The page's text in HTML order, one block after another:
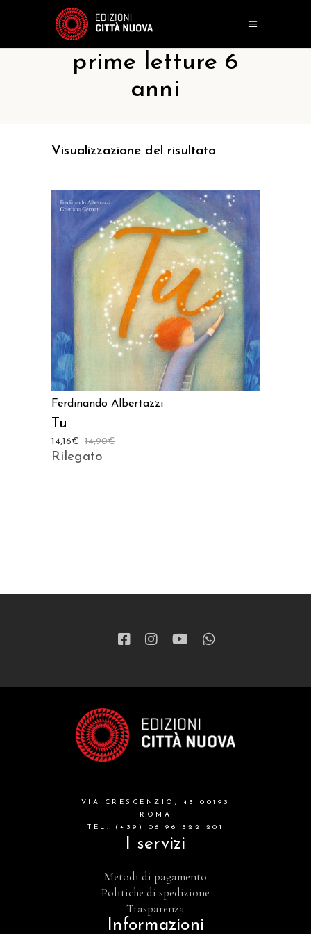
prime letture 6
anni
Visualizzazione del risultato
AGGIUNGI AL CARRELLO
Ferdinando Albertazzi
Tu
14,90€
14,16€
Rilegato
VIA CRESCENZIO, 43 00193
ROMA
TEL. (+39) 06 96 522 201
I servizi
Metodi di pagamento
Politiche di spedizione
Trasparenza
Informazioni